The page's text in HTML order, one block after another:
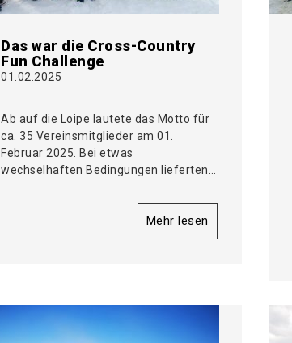
Das war die Cross-Country
Fun Challenge
01.02.2025
Ab auf die Loipe lautete das Motto für
ca. 35 Vereinsmitglieder am 01.
Februar 2025. Bei etwas
wechselhaften Bedingungen lieferten…
Mehr lesen